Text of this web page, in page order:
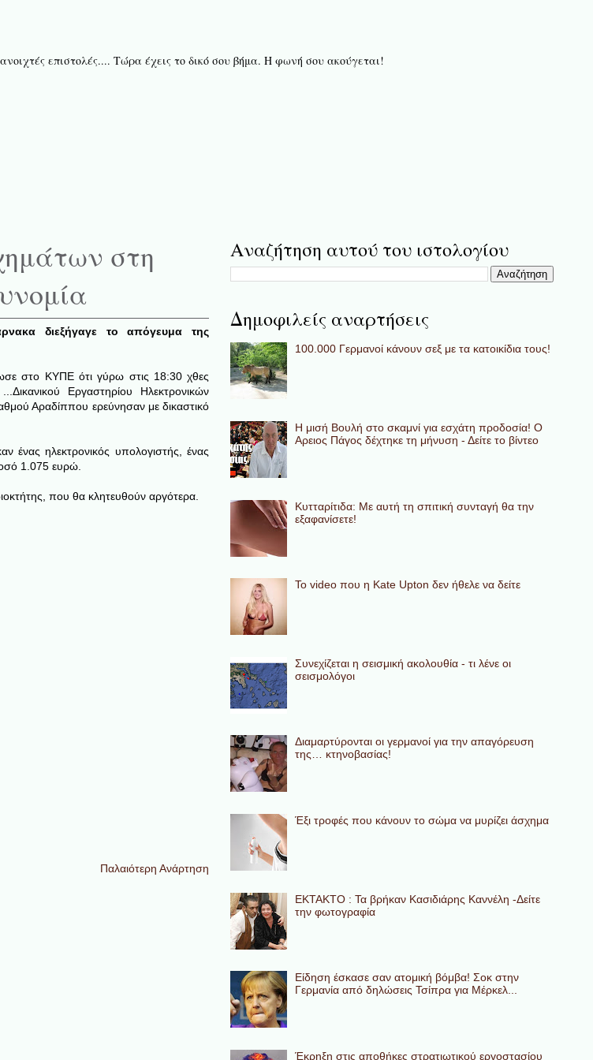
επιστολές.... Τώρα έχεις το δικό σου βήμα. Η φωνή σου ακούγεται!
στη
διεξήγαγε το απόγευμα της
στο ΚΥΠΕ ότι γύρω στις 18:30 χθες
Δικανικού Εργαστηρίου Ηλεκτρονικών
Αραδίππου ερεύνησαν με δικαστικό
ένας ηλεκτρονικός υπολογιστής, ένας
1.075 ευρώ.
που θα κλητευθούν αργότερα.
Παλαιότερη Ανάρτηση
Αναζήτηση αυτού του ιστολογίου
Δημοφιλείς αναρτήσεις
100.000 Γερμανοί κάνουν σεξ με τα κατοικίδια τους!
Η μισή Βουλή στο σκαμνί για εσχάτη προδοσία! Ο
Αρειος Πάγος δέχτηκε τη μήνυση - Δείτε το βίντεο
Κυτταρίτιδα: Με αυτή τη σπιτική συνταγή θα την
εξαφανίσετε!
To video που η Kate Upton δεν ήθελε να δείτε
Συνεχίζεται η σεισμική ακολουθία - τι λένε οι
σεισμολόγοι
Διαμαρτύρονται οι γερμανοί για την απαγόρευση
της… κτηνοβασίας!
Έξι τροφές που κάνουν το σώμα να μυρίζει άσχημα
ΕΚΤΑΚΤΟ : Τα βρήκαν Κασιδιάρης Καννέλη -Δείτε
την φωτογραφία
Eίδηση έσκασε σαν ατομική βόμβα! Σοκ στην
Γερμανία από δηλώσεις Τσίπρα για Μέρκελ...
Έκρηξη στις αποθήκες στρατιωτικού εργοστασίου